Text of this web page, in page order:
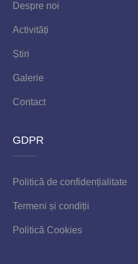
Despre noi
Activități
Știri
Galerie
Contact
GDPR
Politică de confidențialitate
Termeni și condiții
Politică Cookies